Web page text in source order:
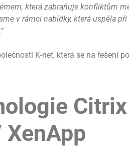
která zabraňuje konfliktům
v rámci nabídky, která uspěla při
K-net, která se na řešení
Citrix